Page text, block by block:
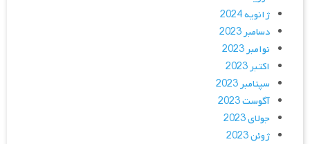
ژانویه 2024
دسامبر 2023
نوامبر 2023
اکتبر 2023
سپتامبر 2023
آگوست 2023
جولای 2023
ژوئن 2023